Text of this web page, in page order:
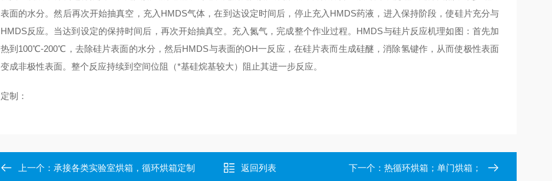
表面的水分。然后再次开始抽真空，充入HMDS气体，在到达设定时间后，停止充入HMDS药液，进入保持阶段，使硅片充分与
HMDS反应。当达到设定的保持时间后，再次开始抽真空。充入氮气，完成整个作业过程。HMDS与硅片反应机理如图：首先加
热到100℃-200℃，去除硅片表面的水分，然后HMDS与表面的OH一反应，在硅片表而生成硅醚，消除氢键作，从而使极性表面
变成非极性表面。整个反应持续到空间位阻（*基硅烷基较大）阻止其进一步反应。
定制：
上一个： 承接各类实验室烘箱，循环烘箱定制 返回列表 下一个： 热循环烘箱；单门烘箱；